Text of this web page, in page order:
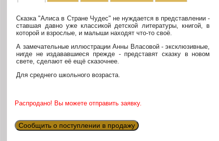
Сказка "Алиса в Стране Чудес" не нуждается в представлении -
ставшая давно уже классикой детской литературы, книгой, в
которой и взрослые, и малыши находят что-то своё.
А замечательные иллюстрации Анны Власовой - эксклюзивные,
нигде не издававшиеся прежде - представят сказку в новом
свете, сделают её ещё сказочнее.
Для среднего школьного возраста.
Распродано! Вы можете отправить заявку.
Сообщить о поступлении в продажу